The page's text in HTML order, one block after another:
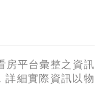
房平台彙整之資訊
詳細實際資訊以物